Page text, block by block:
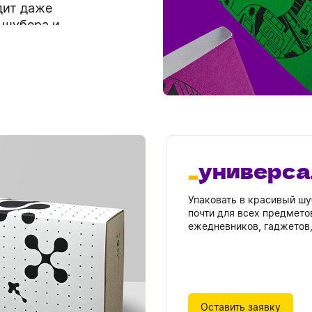
даже
и
Упаковать в красивый
почти для всех
ежедневников,
Оставить заявку